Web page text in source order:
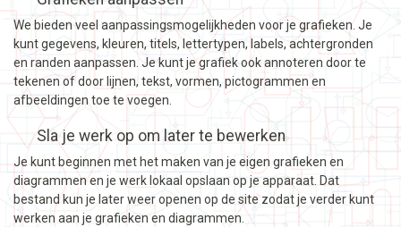
We bieden veel aanpassingsmogelijkheden voor je grafieken. Je
kunt gegevens, kleuren, titels, lettertypen, labels, achtergronden
en randen aanpassen. Je kunt je grafiek ook annoteren door te
tekenen of door lijnen, tekst, vormen, pictogrammen en
afbeeldingen toe te voegen.
Sla je werk op om later te bewerken
Je kunt beginnen met het maken van je eigen grafieken en
diagrammen en je werk lokaal opslaan op je apparaat. Dat
bestand kun je later weer openen op de site zodat je verder kunt
werken aan je grafieken en diagrammen.